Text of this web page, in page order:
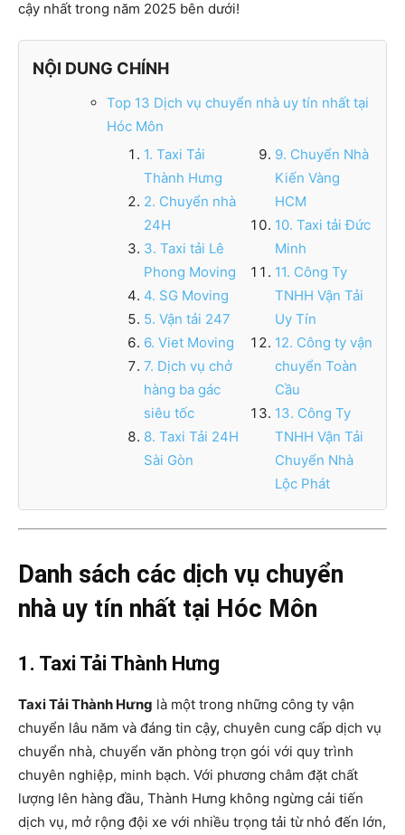
cậy nhất trong năm 2025 bên dưới!
NỘI DUNG CHÍNH
Top 13 Dịch vụ chuyển nhà uy tín nhất tại
Hóc Môn
1. Taxi Tải
Thành Hưng
2. Chuyển nhà
24H
3. Taxi tải Lê
Phong Moving
4. SG Moving
5. Vận tải 247
6. Viet Moving
7. Dịch vụ chở
hàng ba gác
siêu tốc
8. Taxi Tải 24H
Sài Gòn
9. Chuyển Nhà
Kiến Vàng
HCM
10. Taxi tải Đức
Minh
11. Công Ty
TNHH Vận Tải
Uy Tín
12. Công ty vận
chuyển Toàn
Cầu
13. Công Ty
TNHH Vận Tải
Chuyển Nhà
Lộc Phát
Danh sách các dịch vụ chuyển
nhà uy tín nhất tại Hóc Môn
1. Taxi Tải Thành Hưng
Taxi Tải Thành Hưng là một trong những công ty vận
chuyển lâu năm và đáng tin cậy, chuyên cung cấp dịch vụ
chuyển nhà, chuyển văn phòng trọn gói với quy trình
chuyên nghiệp, minh bạch. Với phương châm đặt chất
lượng lên hàng đầu, Thành Hưng không ngừng cải tiến
dịch vụ, mở rộng đội xe với nhiều trọng tải từ nhỏ đến lớn,